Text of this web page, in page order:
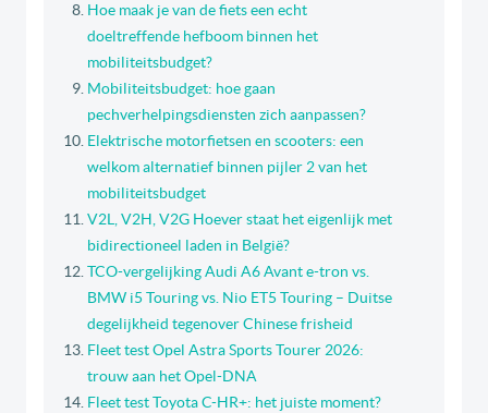
Hoe maak je van de fiets een echt
doeltreffende hefboom binnen het
mobiliteitsbudget?
Mobiliteitsbudget: hoe gaan
pechverhelpingsdiensten zich aanpassen?
Elektrische motorfietsen en scooters: een
welkom alternatief binnen pijler 2 van het
mobiliteitsbudget
V2L, V2H, V2G Hoever staat het eigenlijk met
bidirectioneel laden in België?
TCO-vergelijking Audi A6 Avant e-tron vs.
BMW i5 Touring vs. Nio ET5 Touring – Duitse
degelijkheid tegenover Chinese frisheid
Fleet test Opel Astra Sports Tourer 2026:
trouw aan het Opel-DNA
Fleet test Toyota C-HR+: het juiste moment?